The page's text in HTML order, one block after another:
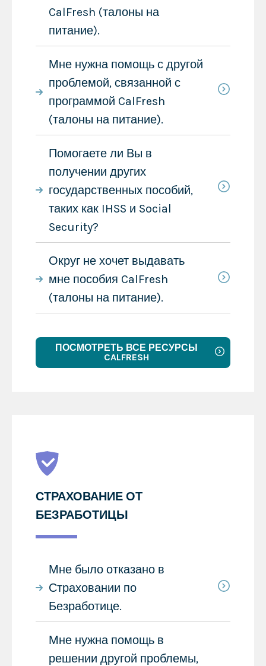
CalFresh (талоны на
питание).
Мне нужна помощь с другой
проблемой, связанной с
программой CalFresh
(талоны на питание).
Помогаете ли Вы в
получении других
государственных пособий,
таких как IHSS и Social
Security?
Округ не хочет выдавать
мне пособия CalFresh
(талоны на питание).
ПОСМОТРЕТЬ ВСЕ РЕСУРСЫ
CALFRESH
СТРАХОВАНИЕ ОТ
БЕЗРАБОТИЦЫ
Мне было отказано в
Страховании по
Безработице.
Мне нужна помощь в
решении другой проблемы,